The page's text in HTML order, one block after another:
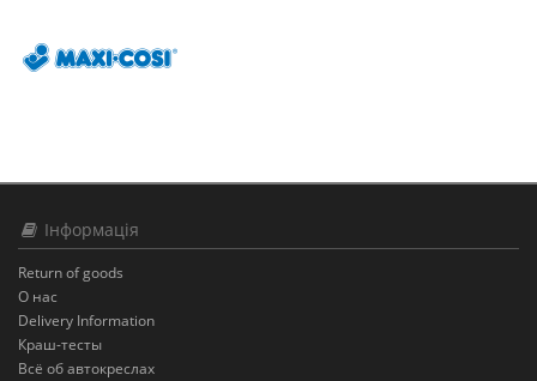
Інформація
Return of goods
О нас
Delivery Information
Краш-тесты
Всё об автокреслах